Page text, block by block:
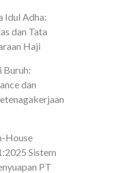
Idul Adha:
dan Tata
Haji
dan
House
Sistem
PT